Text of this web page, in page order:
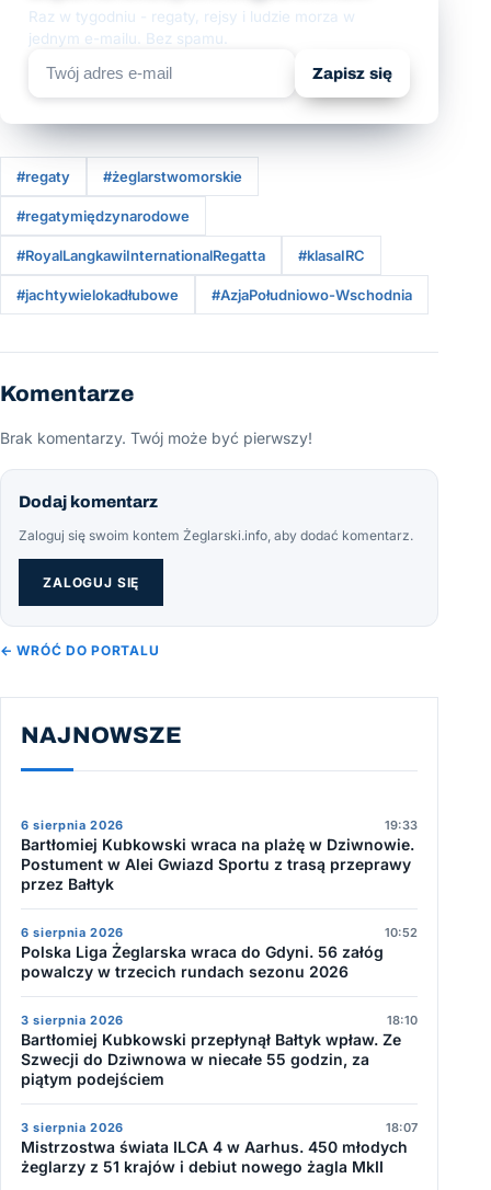
Raz w tygodniu - regaty, rejsy i ludzie morza w
jednym e-mailu. Bez spamu.
Zapisz się
#regaty #żeglarstwomorskie
#regatymiędzynarodowe
#RoyalLangkawiInternationalRegatta #klasaIRC
#jachtywielokadłubowe #AzjaPołudniowo-Wschodnia
Komentarze
Brak komentarzy. Twój może być pierwszy!
Dodaj komentarz
Zaloguj się swoim kontem Żeglarski.info, aby dodać komentarz.
ZALOGUJ SIĘ
← WRÓĆ DO PORTALU
NAJNOWSZE
6 sierpnia 2026 19:33
Bartłomiej Kubkowski wraca na plażę w Dziwnowie.
Postument w Alei Gwiazd Sportu z trasą przeprawy
przez Bałtyk
6 sierpnia 2026 10:52
Polska Liga Żeglarska wraca do Gdyni. 56 załóg
powalczy w trzecich rundach sezonu 2026
3 sierpnia 2026 18:10
Bartłomiej Kubkowski przepłynął Bałtyk wpław. Ze
Szwecji do Dziwnowa w niecałe 55 godzin, za
piątym podejściem
3 sierpnia 2026 18:07
Mistrzostwa świata ILCA 4 w Aarhus. 450 młodych
żeglarzy z 51 krajów i debiut nowego żagla MkII